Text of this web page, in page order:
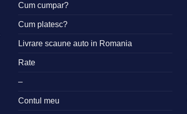
Cum cumpar?
Cum platesc?
Livrare scaune auto in Romania
Rate
–
Contul meu